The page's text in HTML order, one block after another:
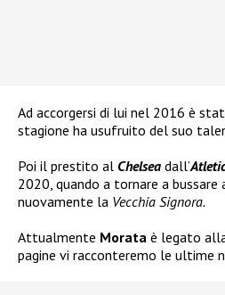
Ad accorgersi di lui nel 2016 è
stagione ha usufruito del suo
Poi il prestito al Chelsea dall’
2020, quando a tornare a
nuovamente la Vecchia Signora.
Attualmente Morata è legato
pagine vi racconteremo le ultime